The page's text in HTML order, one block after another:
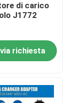
di carico
J1772
richiesta